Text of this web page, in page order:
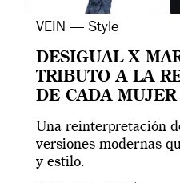
VEIN — Style
DESIGUAL X
TRIBUTO A LA
DE CADA MUJER
Una reinterpretación
versiones modernas
y estilo.